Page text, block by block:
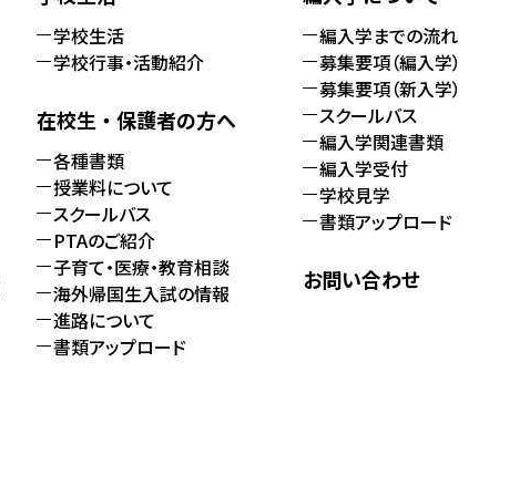
学校生活
学校行事・活動紹介
在校生・保護者の方へ
各種書類
授業料について
スクールバス
PTAのご紹介
子育て・医療・教育相談
海外帰国生入試の情報
進路について
書類アップロード
編入学までの流れ
募集要項（編入学）
募集要項（新入学）
スクールバス
編入学関連書類
編入学受付
学校見学
書類アップロード
お問い合わせ